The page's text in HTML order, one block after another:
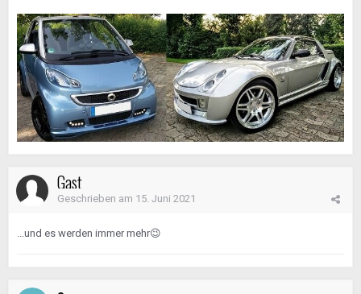
Gast
Geschrieben am 15. Juni 2021
...und es werden immer mehr😉